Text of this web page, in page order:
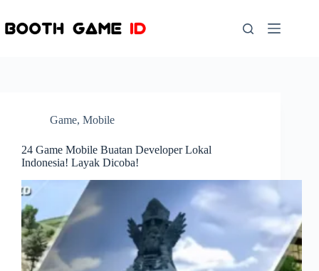
content
Game, Mobile
24 Game Mobile Buatan Developer Lokal
Indonesia! Layak Dicoba!